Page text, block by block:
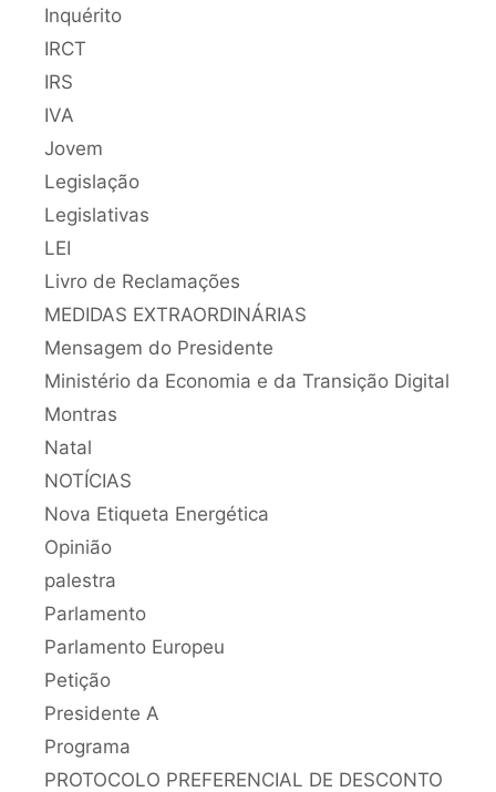
Inquérito
IRCT
IRS
IVA
Jovem
Legislação
Legislativas
LEI
Livro de Reclamações
MEDIDAS EXTRAORDINÁRIAS
Mensagem do Presidente
Ministério da Economia e da Transição Digital
Montras
Natal
NOTÍCIAS
Nova Etiqueta Energética
Opinião
palestra
Parlamento
Parlamento Europeu
Petição
Presidente A
Programa
PROTOCOLO PREFERENCIAL DE DESCONTO